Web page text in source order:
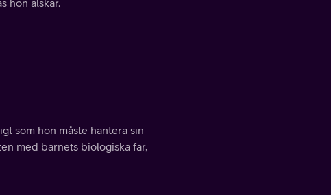
hon älskar.
som hon måste hantera sin
med barnets biologiska far,